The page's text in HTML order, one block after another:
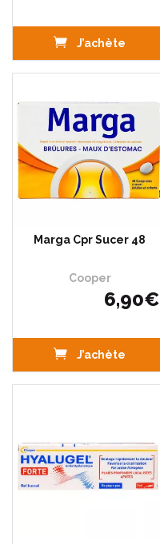
J’achète
Marga Cpr Sucer 48
Cooper
6,90€
J’achète